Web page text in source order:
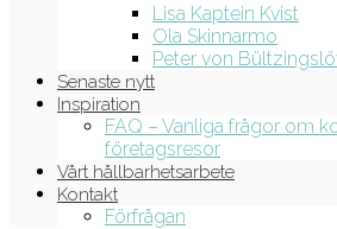
Lisa Kaptein Kvist
Ola Skinnarmo
Peter von
Senaste nytt
Inspiration
FAQ – Vanliga frågor om
företagsresor
Vårt hållbarhetsarbete
Kontakt
Förfrågan